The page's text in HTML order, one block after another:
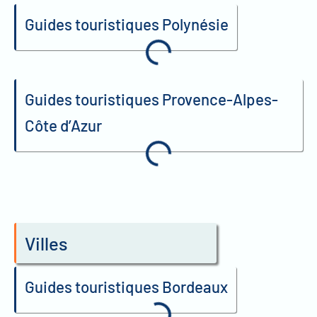
Guides touristiques Polynésie
Guides touristiques Provence-Alpes-
Côte d’Azur
Villes
Guides touristiques Bordeaux